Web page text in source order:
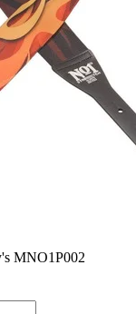
MNO1P002